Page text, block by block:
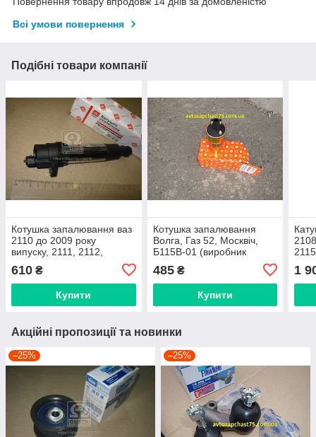
Всі умови повернення
Подібні товари компанії
Котушка запалювання ваз
2110 до 2009 року
випуску, 2111, 2112,
Дорожній мап, Харків)
610 ₴
Купити
Котушка запалювання
Волга, Газ 52, Москвіч,
Б115В-01 (виробник
485₴
Купити
1
Акційні пропозиції та новинки
–25% –25%